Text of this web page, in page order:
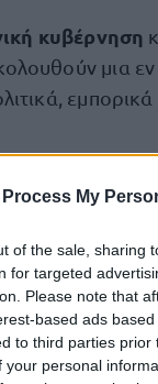
Process My
of the sale, sharing
for targeted
Please note that
based ads
to third parties
personal
κυβέρνηση
μια εν
εμπορικά
Madleenτου
την